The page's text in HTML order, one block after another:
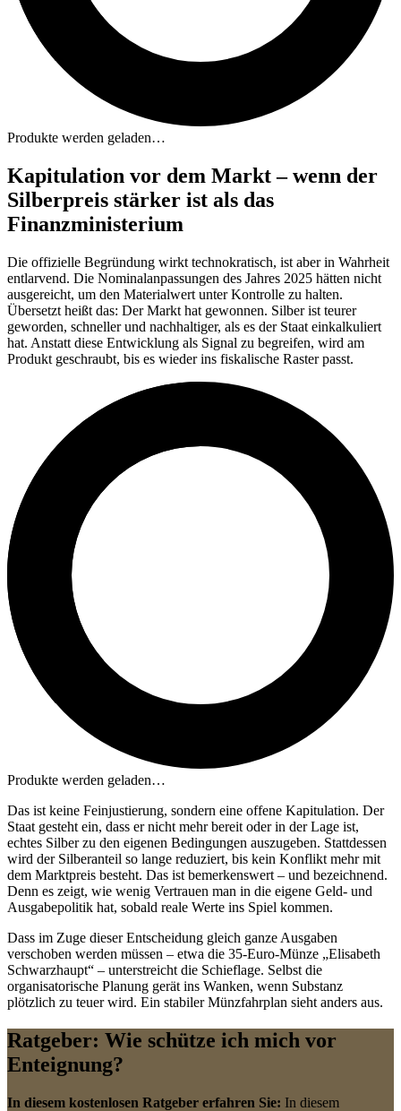
Produkte werden geladen…
Kapitulation vor dem Markt – wenn der
Silberpreis stärker ist als das
Finanzministerium
Die offizielle Begründung wirkt technokratisch, ist aber in Wahrheit
entlarvend. Die Nominalanpassungen des Jahres 2025 hätten nicht
ausgereicht, um den Materialwert unter Kontrolle zu halten.
Übersetzt heißt das: Der Markt hat gewonnen. Silber ist teurer
geworden, schneller und nachhaltiger, als es der Staat einkalkuliert
hat. Anstatt diese Entwicklung als Signal zu begreifen, wird am
Produkt geschraubt, bis es wieder ins fiskalische Raster passt.
Produkte werden geladen…
Das ist keine Feinjustierung, sondern eine offene Kapitulation. Der
Staat gesteht ein, dass er nicht mehr bereit oder in der Lage ist,
echtes Silber zu den eigenen Bedingungen auszugeben. Stattdessen
wird der Silberanteil so lange reduziert, bis kein Konflikt mehr mit
dem Marktpreis besteht. Das ist bemerkenswert – und bezeichnend.
Denn es zeigt, wie wenig Vertrauen man in die eigene Geld- und
Ausgabepolitik hat, sobald reale Werte ins Spiel kommen.
Dass im Zuge dieser Entscheidung gleich ganze Ausgaben
verschoben werden müssen – etwa die 35-Euro-Münze „Elisabeth
Schwarzhaupt“ – unterstreicht die Schieflage. Selbst die
organisatorische Planung gerät ins Wanken, wenn Substanz
plötzlich zu teuer wird. Ein stabiler Münzfahrplan sieht anders aus.
Ratgeber: Wie schütze ich mich vor
Enteignung?
In diesem kostenlosen Ratgeber erfahren Sie: In diesem